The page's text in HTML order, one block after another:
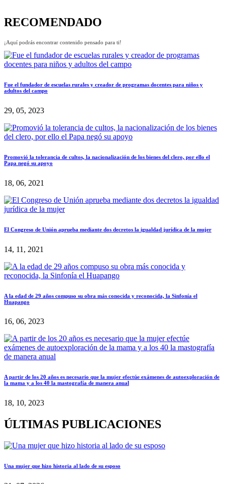
RECOMENDADO
¡Aquí podrás encontrar contenido pensado para ti!
Fue el fundador de escuelas rurales y creador de programas docentes para niños y
adultos del campo
29, 05, 2023
Promovió la tolerancia de cultos, la nacionalización de los bienes del clero, por ello el
Papa negó su apoyo
18, 06, 2021
El Congreso de Unión aprueba mediante dos decretos la igualdad jurídica de la mujer
14, 11, 2021
A la edad de 29 años compuso su obra más conocida y reconocida, la Sinfonía el
Huapango
16, 06, 2023
A partir de los 20 años es necesario que la mujer efectúe exámenes de autoexploración de
la mama y a los 40 la mastografía de manera anual
18, 10, 2023
ÚLTIMAS PUBLICACIONES
Una mujer que hizo historia al lado de su esposo